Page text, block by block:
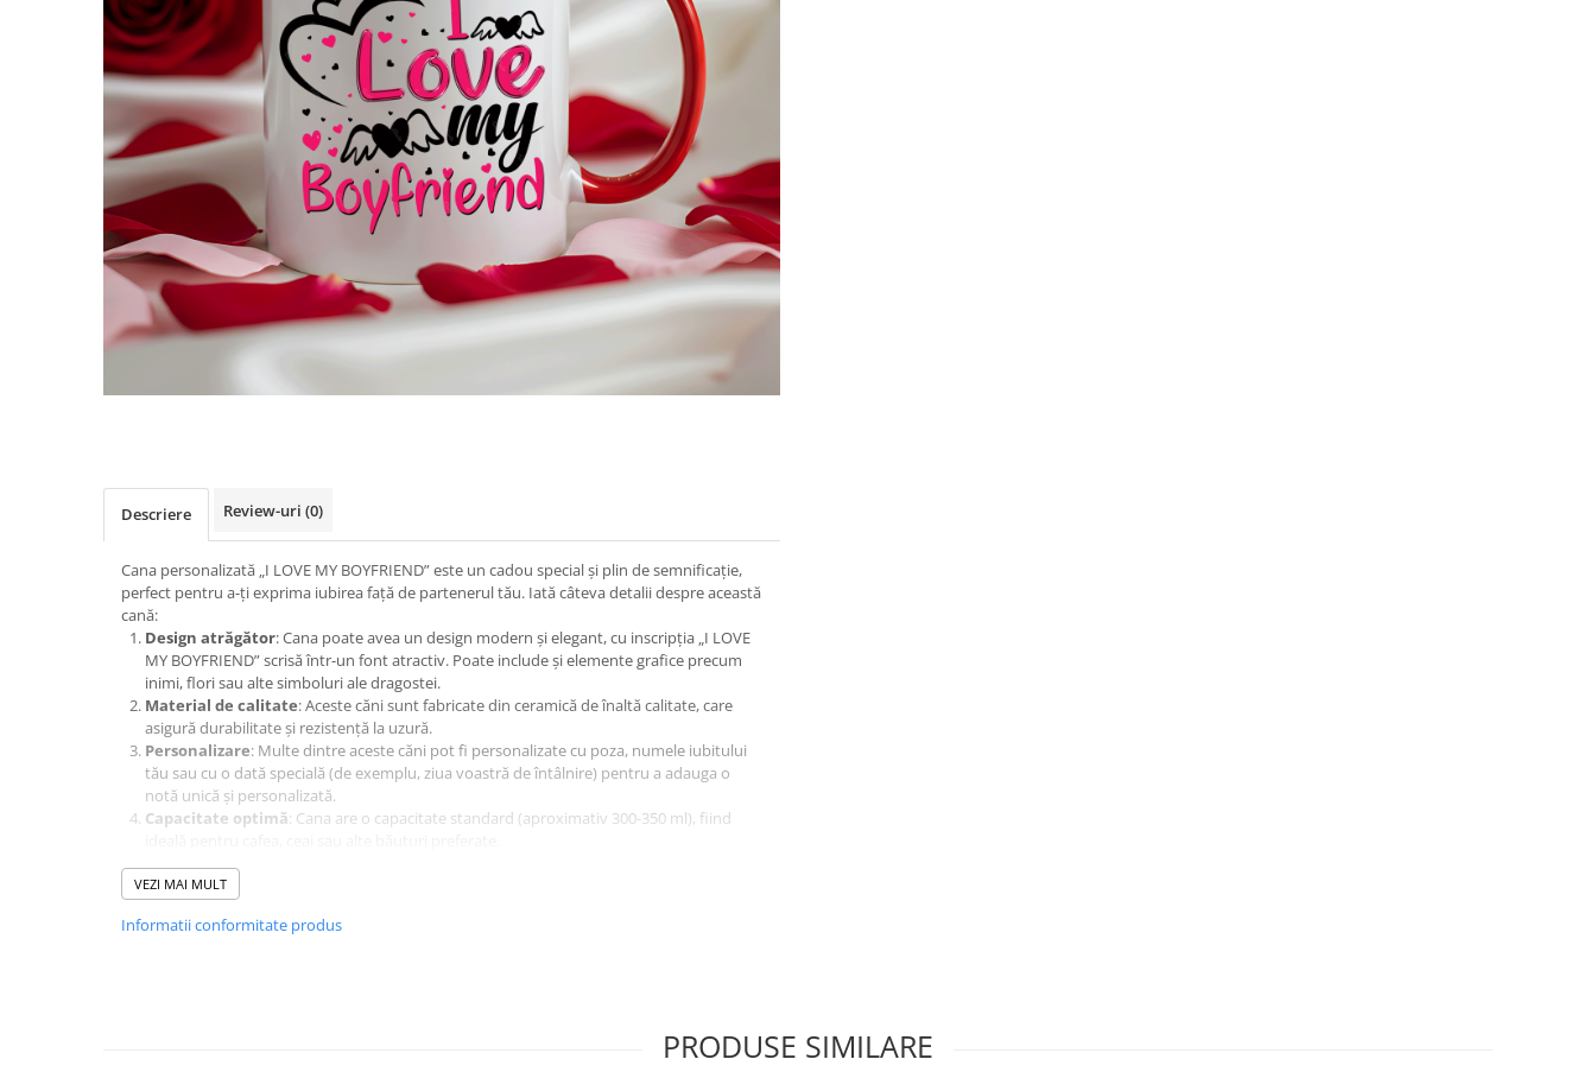
Descriere Review-uri (0)
Cana personalizată „I LOVE MY BOYFRIEND” este un cadou special și plin de semnificație,
perfect pentru a-ți exprima iubirea față de partenerul tău. Iată câteva detalii despre această
cană:
Design atrăgător: Cana poate avea un design modern și elegant, cu inscripția „I LOVE
MY BOYFRIEND” scrisă într-un font atractiv. Poate include și elemente grafice precum
inimi, flori sau alte simboluri ale dragostei.
Material de calitate: Aceste căni sunt fabricate din ceramică de înaltă calitate, care
asigură durabilitate și rezistență la uzură.
Personalizare: Multe dintre aceste căni pot fi personalizate cu poza, numele iubitului
tău sau cu o dată specială (de exemplu, ziua voastră de întâlnire) pentru a adauga o
notă unică și personalizată.
Capacitate optimă: Cana are o capacitate standard (aproximativ 300-350 ml), fiind
simplu pentru a-i arata partenerului cât de mult îl apreciezi.
dragostei voastre!
VEZI MAI MULT
Informatii conformitate produs
PRODUSE SIMILARE